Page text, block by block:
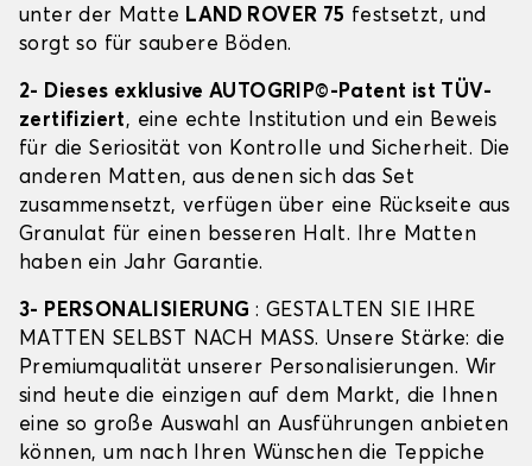
unter der Matte LAND ROVER 75 festsetzt, und
sorgt so für saubere Böden.
2- Dieses exklusive AUTOGRIP©-Patent ist TÜV-
zertifiziert, eine echte Institution und ein Beweis
für die Seriosität von Kontrolle und Sicherheit. Die
anderen Matten, aus denen sich das Set
zusammensetzt, verfügen über eine Rückseite aus
Granulat für einen besseren Halt. Ihre Matten
haben ein Jahr Garantie.
3- PERSONALISIERUNG : GESTALTEN SIE IHRE
MATTEN SELBST NACH MASS. Unsere Stärke: die
Premiumqualität unserer Personalisierungen. Wir
sind heute die einzigen auf dem Markt, die Ihnen
eine so große Auswahl an Ausführungen anbieten
können, um nach Ihren Wünschen die Teppiche